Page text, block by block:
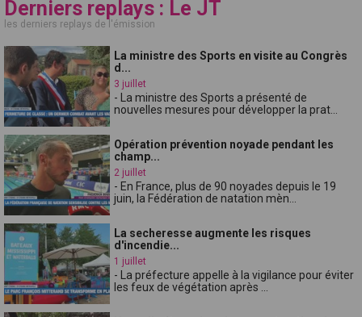
Derniers replays : Le JT
les derniers replays de l'émission
La ministre des Sports en visite au Congrès
d...
3 juillet
- La ministre des Sports a présenté de
nouvelles mesures pour développer la prat...
Opération prévention noyade pendant les
champ...
2 juillet
- En France, plus de 90 noyades depuis le 19
juin, la Fédération de natation mèn...
La secheresse augmente les risques
d'incendie...
1 juillet
- La préfecture appelle à la vigilance pour éviter
les feux de végétation après ...